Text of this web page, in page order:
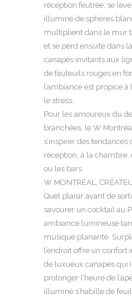
réception feutrée, se
illuminé de sphères
multiplient dans le mur
et se perd ensuite dans
canapés invitants aux
de fauteuils rouges en
l’ambiance est propice
le stress.
Pour les amoureux du
branchées, le W
s’inspirer des tendances
réception, à la chambre,
ou les bars.
W MONTRÉAL,
Quel plaisir avant de
savourer un cocktail au
ambiance lumineuse
musique planante.
l’endroit offre un
de luxueux canapés qui
prolonger l’heure de
illuminé s’habille de